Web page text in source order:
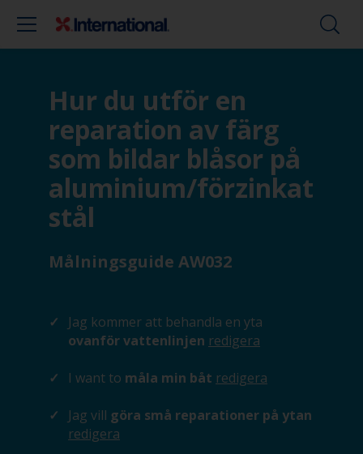
Hur du utför en
reparation av färg
som bildar blåsor på
aluminium/förzinkat
stål
Målningsguide AW032
Jag kommer att behandla en yta
ovanför vattenlinjen redigera
I want to måla min båt redigera
Jag vill göra små reparationer på ytan
redigera